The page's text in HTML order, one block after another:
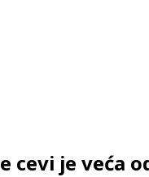
cevi je veća